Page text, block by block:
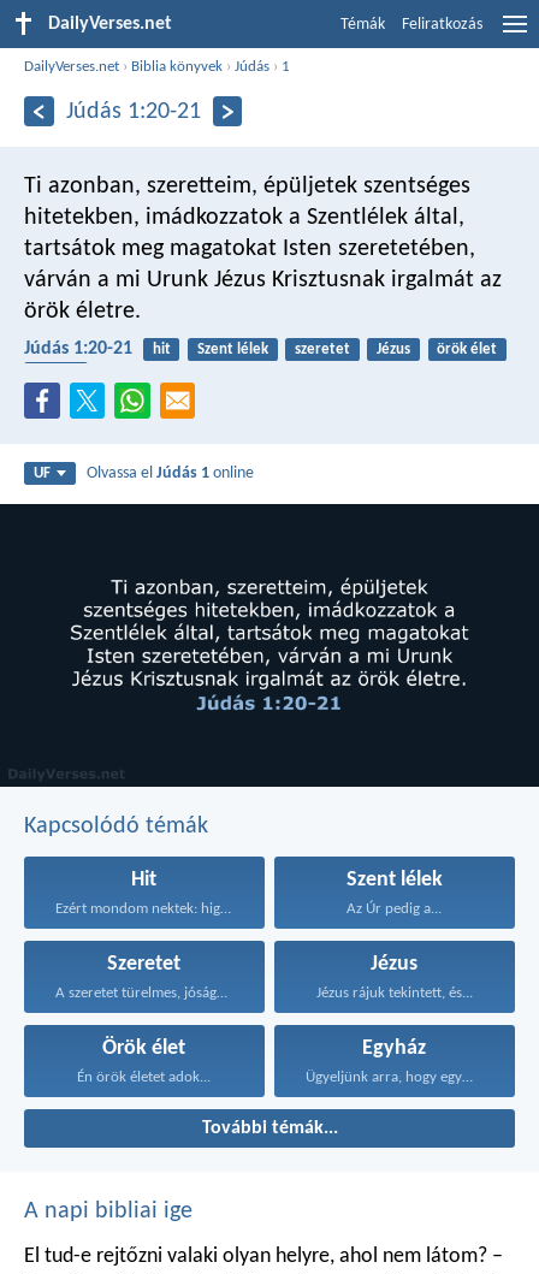
DailyVerses.net Témák Feliratkozás
DailyVerses.net › Biblia könyvek ›Júdás › 1
Júdás 1:20-21
Ti azonban, szeretteim, épüljetek szentséges
hitetekben, imádkozzatok a Szentlélek által,
tartsátok meg magatokat Isten szeretetében,
várván a mi Urunk Jézus Krisztusnak irgalmát az
örök életre.
Júdás 1:20-21 hit Szent lélek szeretet Jézus
örök élet
UF Olvassa elJúdás 1 online
Kapcsolódó témák
Hit
Ezért mondom nektek: higgyétek...
Szent lélek
Az Úr pedig a...
Szeretet
A szeretet türelmes, jóságos...
Jézus
Jézus rájuk tekintett, és...
Örök élet
Én örök életet adok...
Egyház
Ügyeljünk arra, hogy egymást...
További témák...
A napi bibliai ige
El tud-e rejtőzni valaki olyan helyre, ahol nem látom? –